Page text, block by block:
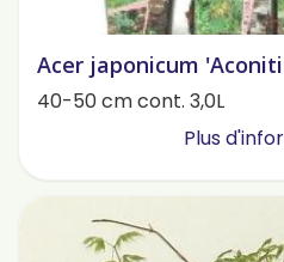
Acer japonicum
40-50 cm cont. 3,0L
Plus